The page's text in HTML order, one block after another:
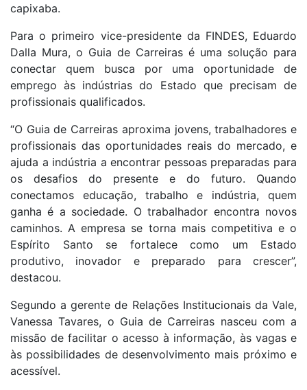
capixaba.
Para o primeiro vice-presidente da FINDES, Eduardo
Dalla Mura, o Guia de Carreiras é uma solução para
conectar quem busca por uma oportunidade de
emprego às indústrias do Estado que precisam de
profissionais qualificados.
“O Guia de Carreiras aproxima jovens, trabalhadores e
profissionais das oportunidades reais do mercado, e
ajuda a indústria a encontrar pessoas preparadas para
os desafios do presente e do futuro. Quando
conectamos educação, trabalho e indústria, quem
ganha é a sociedade. O trabalhador encontra novos
caminhos. A empresa se torna mais competitiva e o
Espírito Santo se fortalece como um Estado
produtivo, inovador e preparado para crescer”,
destacou.
Segundo a gerente de Relações Institucionais da Vale,
Vanessa Tavares, o Guia de Carreiras nasceu com a
missão de facilitar o acesso à informação, às vagas e
às possibilidades de desenvolvimento mais próximo e
acessível.